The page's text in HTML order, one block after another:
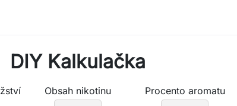
DIY Kalkulačka
Obsah nikotinu Procento aromatu